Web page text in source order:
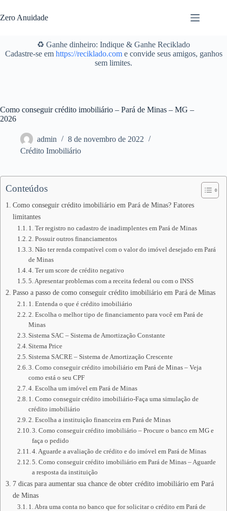
para
o
Zero Anuidade
♻️ Ganhe dinheiro: Indique & Ganhe Reciklado
Cadastre-se em https://reciklado.come convide seus amigos, ganhos
sem limites.
Como conseguir crédito imobiliário – Pará de Minas – MG –
2026
admin
8 de novembro de 2022
Crédito Imobiliário
Conteúdos
Como conseguir crédito imobiliário em Pará de Minas? Fatores
limitantes
1. Ter registro no cadastro de inadimplentes em Pará de Minas
2. Possuir outros financiamentos
3. Não ter renda compatível com o valor do imóvel desejado em Pará
de Minas
4. Ter um score de crédito negativo
5. Apresentar problemas com a receita federal ou com o INSS
Passo a passo de como conseguir crédito imobiliário em Pará de Minas
1. Entenda o que é crédito imobiliário
2. Escolha o melhor tipo de financiamento para você em Pará de
Minas
Sistema SAC – Sistema de Amortização Constante
Sitema Price
Sistema SACRE – Sistema de Amortização Crescente
3. Como conseguir crédito imobiliário em Pará de Minas – Veja
como está o seu CPF
4. Escolha um imóvel em Pará de Minas
1. Como conseguir crédito imobiliário-Faça uma simulação de
crédito imobiliário
2. Escolha a instituição financeira em Pará de Minas
3. Como conseguir crédito imobiliário – Procure o banco em MG e
faça o pedido
4. Aguarde a avaliação de crédito e do imóvel em Pará de Minas
5. Como conseguir crédito imobiliário em Pará de Minas – Aguarde
a resposta da instituição
7 dicas para aumentar sua chance de obter crédito imobiliário em Pará
de Minas
1. Abra uma conta no banco que for solicitar o crédito em Pará de